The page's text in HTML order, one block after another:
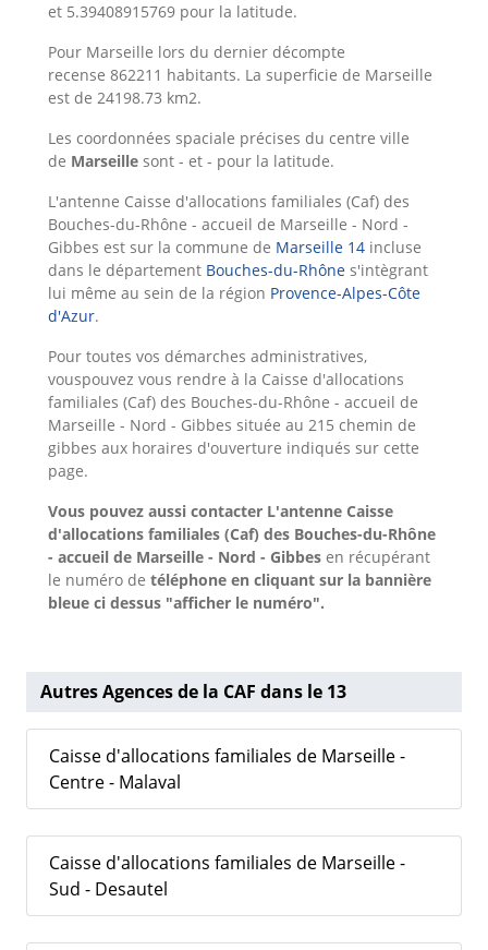
et 5.39408915769 pour la latitude.
Pour Marseille lors du dernier décompte
recense 862211 habitants. La superficie de Marseille
est de 24198.73 km2.
Les coordonnées spaciale précises du centre ville
de Marseille sont - et - pour la latitude.
L'antenne Caisse d'allocations familiales (Caf) des
Bouches-du-Rhône - accueil de Marseille - Nord -
Gibbes est sur la commune de Marseille 14 incluse
dans le département Bouches-du-Rhône s'intègrant
lui même au sein de la région Provence-Alpes-Côte
d'Azur.
Pour toutes vos démarches administratives,
vouspouvez vous rendre à la Caisse d'allocations
familiales (Caf) des Bouches-du-Rhône - accueil de
Marseille - Nord - Gibbes située au 215 chemin de
gibbes aux horaires d'ouverture indiqués sur cette
page.
Vous pouvez aussi contacter L'antenne Caisse
d'allocations familiales (Caf) des Bouches-du-Rhône
- accueil de Marseille - Nord - Gibbes en récupérant
le numéro de téléphone en cliquant sur la bannière
bleue ci dessus "afficher le numéro".
Autres Agences de la CAF dans le 13
Caisse d'allocations familiales de Marseille -
Centre - Malaval
Caisse d'allocations familiales de Marseille -
Sud - Desautel